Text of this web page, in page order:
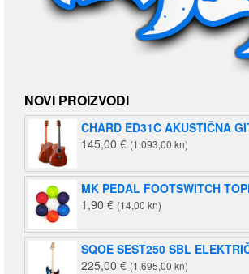
NOVI PROIZVODI
CHARD ED31C AKUSTIČNA
145,00 € (1.093,00 kn)
MK PEDAL FOOTSWITCH
1,90 € (14,00 kn)
SQOE SEST250 SBL
225,00 € (1.695,00 kn)